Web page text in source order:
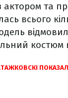
та
всього
костюм